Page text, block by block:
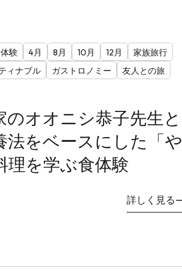
験 4月 8月 10月 12月
家族旅行
ィナブル ガストロノミー
友人との旅
のオオニシ恭子先生と
法をベースにした「や
理を学ぶ食体験
詳しく見る